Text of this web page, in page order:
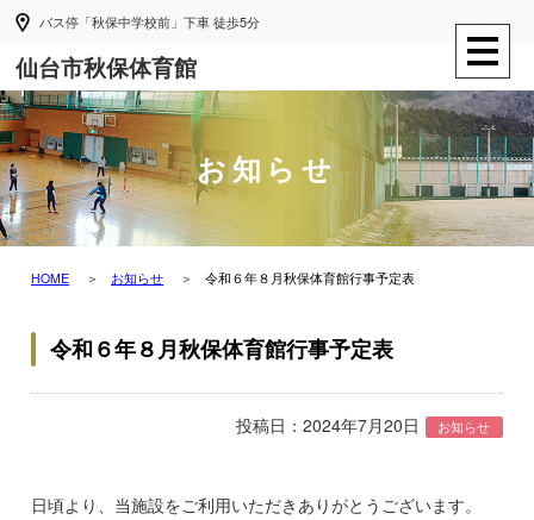
バス停「秋保中学校前」下車 徒歩5分
仙台市秋保体育館
お知らせ
HOME お知らせ 令和６年８月秋保体育館行事予定表
令和６年８月秋保体育館行事予定表
投稿日：2024年7月20日 お知らせ
日頃より、当施設をご利用いただきありがとうございます。